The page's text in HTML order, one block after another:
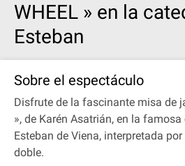
WHEEL » en la
Esteban
Sobre el espectáculo
Disfrute de la fascinante misa de
», de Karén Asatrián, en la
Esteban de Viena, interpretada
doble.